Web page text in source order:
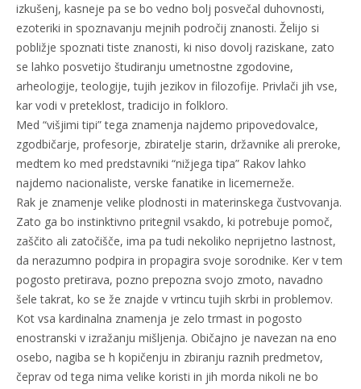
izkušenj, kasneje pa se bo vedno bolj posvečal duhovnosti,
ezoteriki in spoznavanju mejnih področij znanosti. Želijo si
pobližje spoznati tiste znanosti, ki niso dovolj raziskane, zato
se lahko posvetijo študiranju umetnostne zgodovine,
arheologije, teologije, tujih jezikov in filozofije. Privlači jih vse,
kar vodi v preteklost, tradicijo in folkloro.
Med “višjimi tipi” tega znamenja najdemo pripovedovalce,
zgodbičarje, profesorje, zbiratelje starin, državnike ali preroke,
medtem ko med predstavniki “nižjega tipa” Rakov lahko
najdemo nacionaliste, verske fanatike in licemerneže.
Rak je znamenje velike plodnosti in materinskega čustvovanja.
Zato ga bo instinktivno pritegnil vsakdo, ki potrebuje pomoč,
zaščito ali zatočišče, ima pa tudi nekoliko neprijetno lastnost,
da nerazumno podpira in propagira svoje sorodnike. Ker v tem
pogosto pretirava, pozno prepozna svojo zmoto, navadno
šele takrat, ko se že znajde v vrtincu tujih skrbi in problemov.
Kot vsa kardinalna znamenja je zelo trmast in pogosto
enostranski v izražanju mišljenja. Običajno je navezan na eno
osebo, nagiba se h kopičenju in zbiranju raznih predmetov,
čeprav od tega nima velike koristi in jih morda nikoli ne bo